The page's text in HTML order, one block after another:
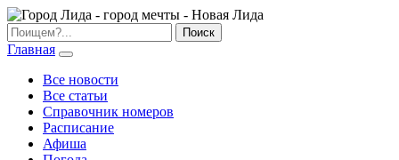
Главная
Все новости
Все статьи
Справочник номеров
Расписание
Афиша